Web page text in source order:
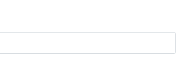
Ricerca -